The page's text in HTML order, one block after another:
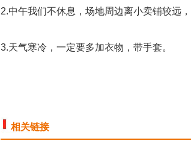
2.中午我们不休息，场地周边离小卖铺较远
3.天气寒冷，一定要多加衣物，带手套。
相关链接